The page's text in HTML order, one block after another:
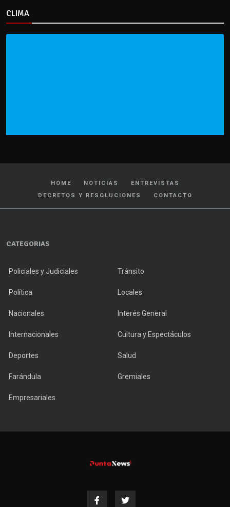
CLIMA
HOME NOTICIAS
ENTREVISTAS
DECRETOS Y RESOLUCIONES
CONTACTO
CATEGORIAS
Policiales y Judiciales Tránsito
Política Locales
Nacionales Interés General
Internacionales Cultura y Espectáculos
Deportes Salud
Farándula Gremiales
Empresariales